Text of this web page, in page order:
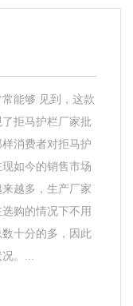
能够 见到，这款
拒马护栏厂家批
消费者对拒马护
如今的销售市场
越多，生产厂家
购的情况下不用
十分的多，因此
。...